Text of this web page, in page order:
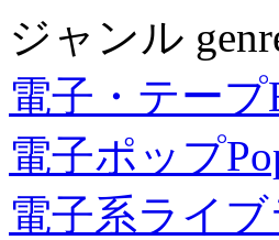
ジャンル
電子・テープ
電子ポップ
電子系ライブ